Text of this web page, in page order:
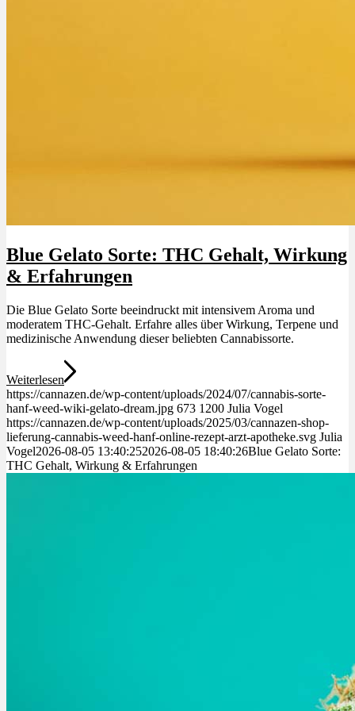
Blue Gelato Sorte: THC Gehalt, Wirkung
& Erfahrungen
Die Blue Gelato Sorte beeindruckt mit intensivem Aroma und
moderatem THC-Gehalt. Erfahre alles über Wirkung, Terpene und
medizinische Anwendung dieser beliebten Cannabissorte.
Weiterlesen
https://cannazen.de/wp-content/uploads/2024/07/cannabis-sorte-
hanf-weed-wiki-gelato-dream.jpg 673 1200 Julia Vogel
https://cannazen.de/wp-content/uploads/2025/03/cannazen-shop-
lieferung-cannabis-weed-hanf-online-rezept-arzt-apotheke.svg Julia
Vogel2026-08-05 13:40:252026-08-05 18:40:26Blue Gelato Sorte:
THC Gehalt, Wirkung & Erfahrungen